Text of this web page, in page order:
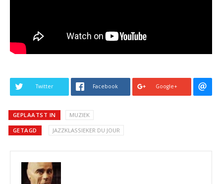
Twitter Facebook Google+
GEPLAATST IN MUZIEK
GETAGD JAZZKLASSIEKER DU JOUR